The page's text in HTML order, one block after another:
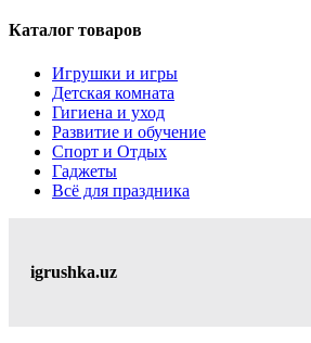
Каталог товаров
Игрушки и игры
Детская комната
Гигиена и уход
Развитие и обучение
Спорт и Отдых
Гаджеты
Всё для праздника
igrushka.uz